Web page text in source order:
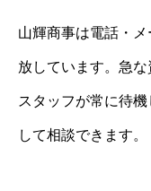
山輝商事は電話・
放しています。急
スタッフが常に待
して相談できます。